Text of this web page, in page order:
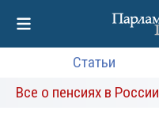
Статьи
Все о пенсиях в России